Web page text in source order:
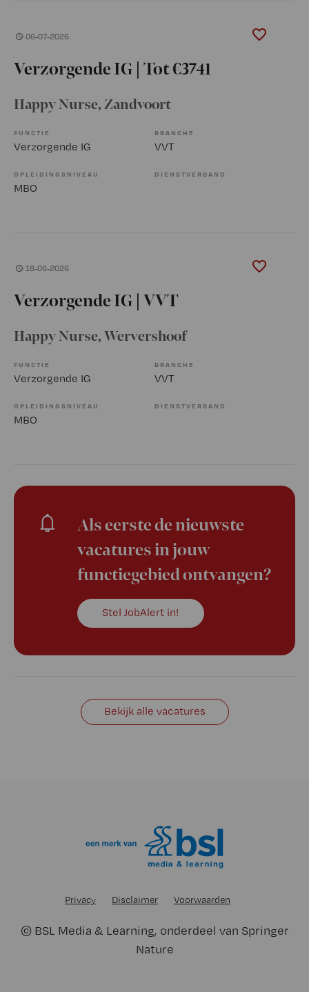
06-07-2026
Verzorgende IG | Tot €3741
Happy Nurse, Zandvoort
FUNCTIE
Verzorgende IG
BRANCHE
VVT
OPLEIDINGSNIVEAU
MBO
DIENSTVERBAND
18-06-2026
Verzorgende IG | VVT
Happy Nurse, Wervershoof
FUNCTIE
Verzorgende IG
BRANCHE
VVT
OPLEIDINGSNIVEAU
MBO
DIENSTVERBAND
Als eerste de nieuwste
vacatures in jouw
functiegebied ontvangen?
Stel JobAlert in!
Bekijk alle vacatures
Privacy Disclaimer Voorwaarden
© BSL Media & Learning, onderdeel van Springer
Nature